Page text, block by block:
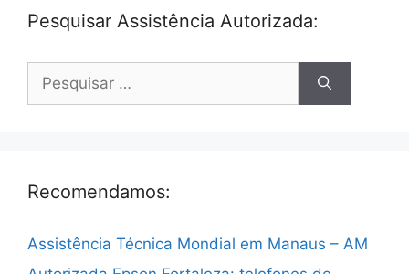
Pesquisar Assistência Autorizada:
por:
Recomendamos:
Assistência Técnica Mondial em Manaus – AM